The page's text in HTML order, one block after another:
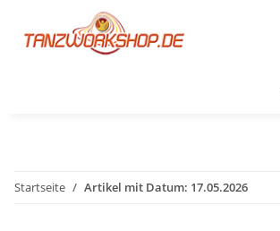
Startseite Artikel mit Datum: 17.05.2026